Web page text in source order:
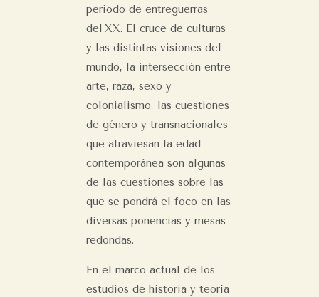
periodo de entreguerras
del XX. El cruce de culturas
y las distintas visiones del
mundo, la intersección entre
arte, raza, sexo y
colonialismo, las cuestiones
de género y transnacionales
que atraviesan la edad
contemporánea son algunas
de las cuestiones sobre las
que se pondrá el foco en las
diversas ponencias y mesas
redondas.
En el marco actual de los
estudios de historia y teoría